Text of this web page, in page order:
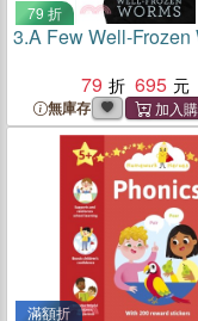
79 折
3.A Few Well-Frozen
79
695
無庫存
滿額折